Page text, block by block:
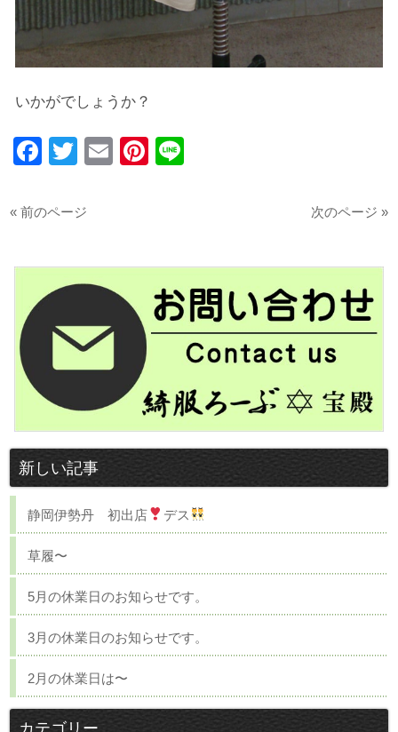
いかがでしょうか？
Facebook
Twitter
EmailPinterest
« 前のページ 次のページ »
新しい記事
静岡伊勢丹 初出店 デス
草履〜
5月の休業日のお知らせです。
3月の休業日のお知らせです。
2月の休業日は〜
カテゴリー